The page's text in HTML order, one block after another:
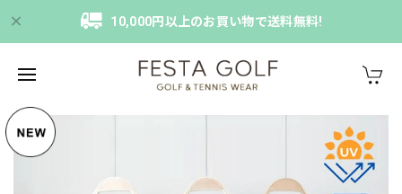
10,000円以上のお買い物で送料無料!